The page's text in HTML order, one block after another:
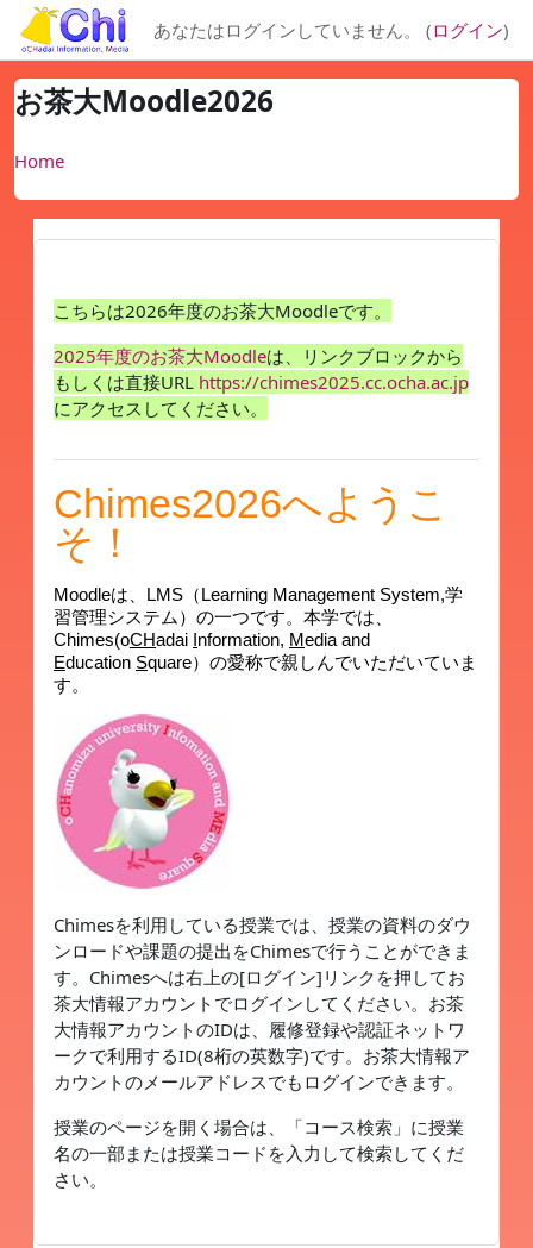
メインコンテンツへスキップする
あなたはログインしていません。 (ログイン)
お茶大Moodle2026
Home
こちらは2026年度のお茶大Moodleです。
2025年度のお茶大Moodleは、リンクブロックから
もしくは直接URL https://chimes2025.cc.ocha.ac.jp
にアクセスしてください。
Chimes2026へようこ
そ！
Moodleは、LMS（Learning Management System,学
習管理システム）の一つです。本学では、
Chimes(oCHadai Information, Media and
Education Square）の愛称で親しんでいただいていま
す。
Chimesを利用している授業では、授業の資料のダウ
ンロードや課題の提出をChimesで行うことができま
す。Chimesへは右上の[ログイン]リンクを押してお
茶大情報アカウントでログインしてください。お茶
大情報アカウントのIDは、履修登録や認証ネットワ
ークで利用するID(8桁の英数字)です。お茶大情報ア
カウントのメールアドレスでもログインできます。
授業のページを開く場合は、「コース検索」に授業
名の一部または授業コードを入力して検索してくだ
さい。